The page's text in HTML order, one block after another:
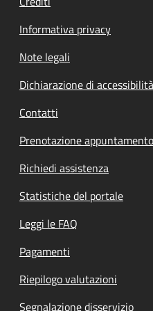
Informativa privacy
Note legali
Dichiarazione di accessibilità
Contatti
Prenotazione appuntamento
Richiedi assistenza
Statistiche del portale
Leggi le FAQ
Pagamenti
Riepilogo valutazioni
Segnalazione disservizio